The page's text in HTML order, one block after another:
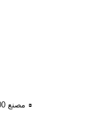
مصنع 2600م للبيع ببرج العرب الاسكندريه